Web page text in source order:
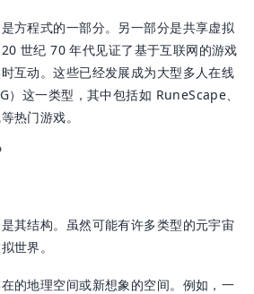
方程式的一部分。另一部分是共享虚拟
世纪 70 年代见证了基于互联网的游戏
互动。这些已经发展成为大型多人在线
）这一类型，其中包括如 RuneScape、
热门游戏。
其结构。虽然可能有许多类型的元宇宙
世界。
的地理空间或新想象的空间。例如，一